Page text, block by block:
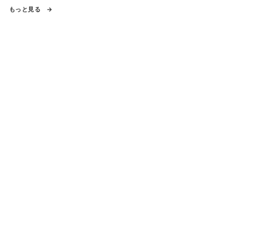
もっと見る